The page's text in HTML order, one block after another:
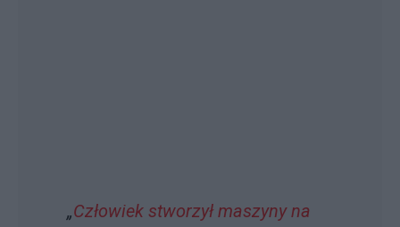
„Człowiek stworzył maszyny na